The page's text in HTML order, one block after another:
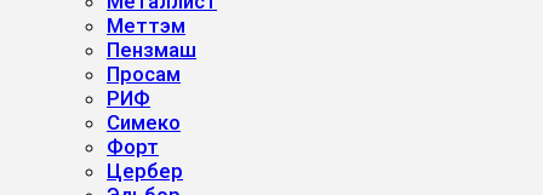
Меттэм
Пензмаш
Просам
РИФ
Симеко
Форт
Цербер